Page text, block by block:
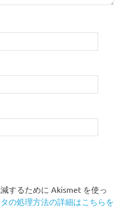
するために Akismet を使っ
の処理方法の詳細はこちらを